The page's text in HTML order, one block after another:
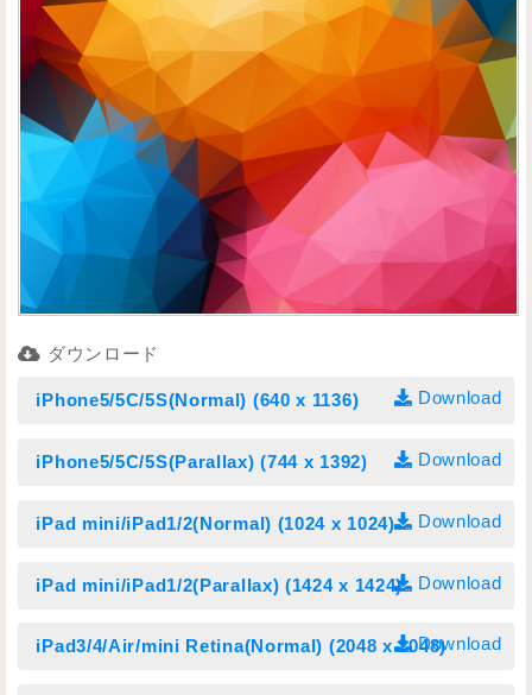
ダウンロード
iPhone5/5C/5S(Normal) (640 x 1136) Download
iPhone5/5C/5S(Parallax) (744 x 1392) Download
iPad mini/iPad1/2(Normal) (1024 x 1024) Download
iPad mini/iPad1/2(Parallax) (1424 x 1424) Download
iPad3/4/Air/mini Retina(Normal) (2048 x 2048)Download